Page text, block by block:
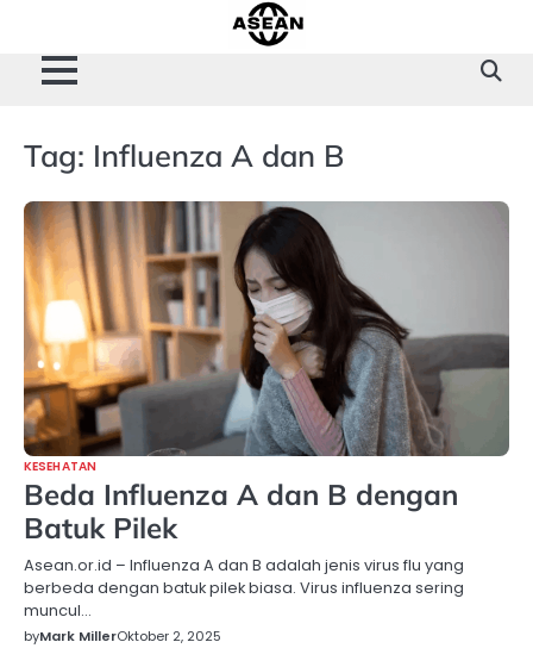
content
Tag: Influenza A dan B
KESEHATAN
Beda Influenza A dan B dengan
Batuk Pilek
Asean.or.id – Influenza A dan B adalah jenis virus flu yang
berbeda dengan batuk pilek biasa. Virus influenza sering
muncul…
byMark MillerOktober 2, 2025